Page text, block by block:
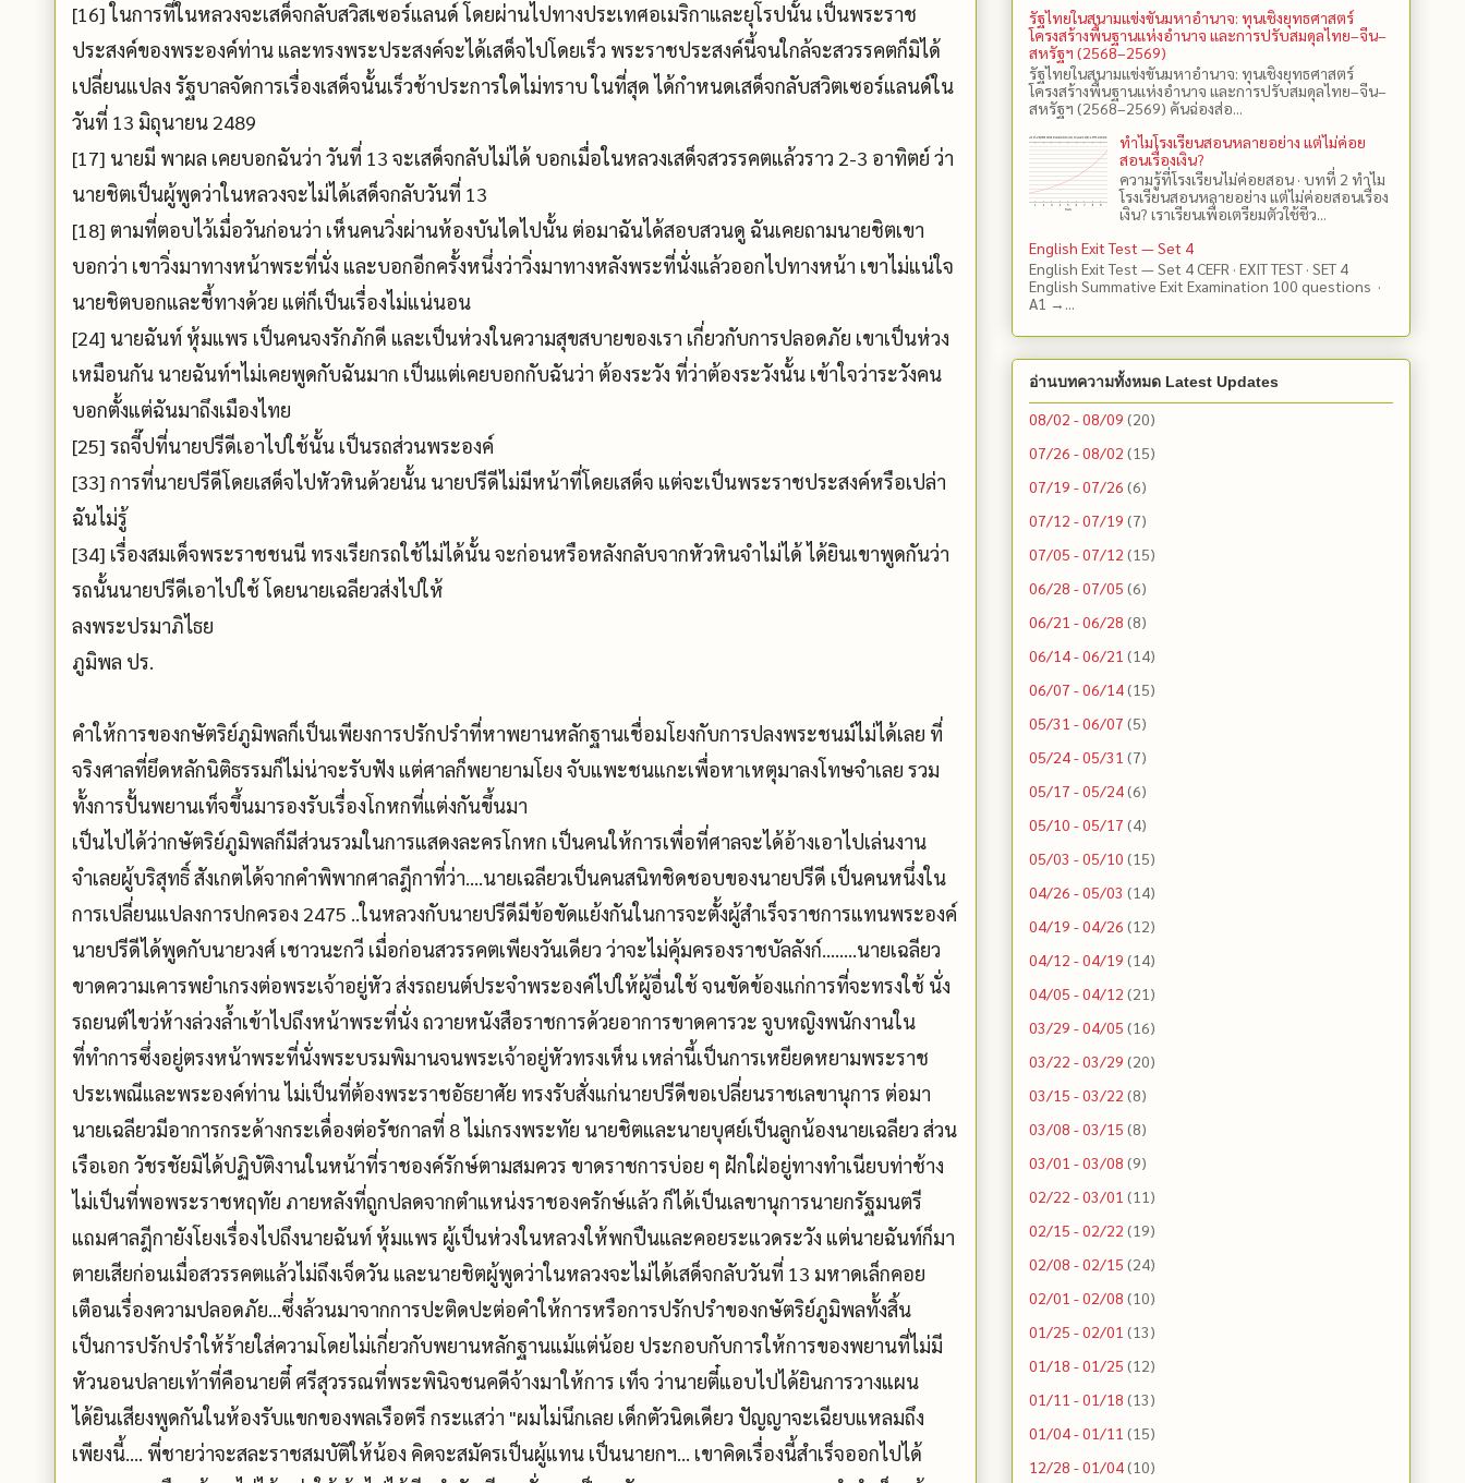
[16] ในการที่ในหลวงจะเสด็จกลับสวิสเซอร์แลนด์ โดยผ่านไปทางประเทศอเมริกาและยุโรปนั้น เป็นพระราช
ประสงค์ของพระองค์ท่าน และทรงพระประสงค์จะได้เสด็จไปโดยเร็ว พระราชประสงค์นี้จนใกล้จะสวรรคตก็มิได้
เปลี่ยนแปลง รัฐบาลจัดการเรื่องเสด็จนั้นเร็วช้าประการใดไม่ทราบ ในที่สุด ได้กำหนดเสด็จกลับสวิตเซอร์แลนด์ใน
วันที่ 13 มิถุนายน 2489
[17] นายมี พาผล เคยบอกฉันว่า วันที่ 13 จะเสด็จกลับไม่ได้ บอกเมื่อในหลวงเสด็จสวรรคตแล้วราว 2-3 อาทิตย์ ว่า
นายชิตเป็นผู้พูดว่าในหลวงจะไม่ได้เสด็จกลับวันที่ 13
[18] ตามที่ตอบไว้เมื่อวันก่อนว่า เห็นคนวิ่งผ่านห้องบันไดไปนั้น ต่อมาฉันได้สอบสวนดู ฉันเคยถามนายชิตเขา
บอกว่า เขาวิ่งมาทางหน้าพระที่นั่ง และบอกอีกครั้งหนึ่งว่าวิ่งมาทางหลังพระที่นั่งแล้วออกไปทางหน้า เขาไม่แน่ใจ
นายชิตบอกและชี้ทางด้วย แต่ก็เป็นเรื่องไม่แน่นอน
[24] นายฉันท์ หุ้มแพร เป็นคนจงรักภักดี และเป็นห่วงในความสุขสบายของเรา เกี่ยวกับการปลอดภัย เขาเป็นห่วง
เหมือนกัน นายฉันท์ฯไม่เคยพูดกับฉันมาก เป็นแต่เคยบอกกับฉันว่า ต้องระวัง ที่ว่าต้องระวังนั้น เข้าใจว่าระวังคน
บอกตั้งแต่ฉันมาถึงเมืองไทย
[25] รถจี๊ปที่นายปรีดีเอาไปใช้นั้น เป็นรถส่วนพระองค์
[33] การที่นายปรีดีโดยเสด็จไปหัวหินด้วยนั้น นายปรีดีไม่มีหน้าที่โดยเสด็จ แต่จะเป็นพระราชประสงค์หรือเปล่า
ฉันไม่รู้
[34] เรื่องสมเด็จพระราชชนนี ทรงเรียกรถใช้ไม่ได้นั้น จะก่อนหรือหลังกลับจากหัวหินจำไม่ได้ ได้ยินเขาพูดกันว่า
รถนั้นนายปรีดีเอาไปใช้ โดยนายเฉลียวส่งไปให้
ลงพระปรมาภิไธย
ภูมิพล ปร.
คำให้การของกษัตริย์ภูมิพลก็เป็นเพียงการปรักปรำที่หาพยานหลักฐานเชื่อมโยงกับการปลงพระชนม์ไม่ได้เลย ที่
จริงศาลที่ยึดหลักนิติธรรมก็ไม่น่าจะรับฟัง แต่ศาลก็พยายามโยง จับแพะชนแกะเพื่อหาเหตุมาลงโทษจำเลย รวม
ทั้งการปั้นพยานเท็จขึ้นมารองรับเรื่องโกหกที่แต่งกันขึ้นมา
เป็นไปได้ว่ากษัตริย์ภูมิพลก็มีส่วนรวมในการแสดงละครโกหก เป็นคนให้การเพื่อที่ศาลจะได้อ้างเอาไปเล่นงาน
จำเลยผู้บริสุทธิ์ สังเกตได้จากคำพิพากศาลฎีกาที่ว่า....นายเฉลียวเป็นคนสนิทชิดชอบของนายปรีดี เป็นคนหนึ่งใน
การเปลี่ยนแปลงการปกครอง 2475 ..ในหลวงกับนายปรีดีมีข้อขัดแย้งกันในการจะตั้งผู้สำเร็จราชการแทนพระองค์
นายปรีดีได้พูดกับนายวงศ์ เชาวนะกวี เมื่อก่อนสวรรคตเพียงวันเดียว ว่าจะไม่คุ้มครองราชบัลลังก์........นายเฉลียว
ขาดความเคารพยำเกรงต่อพระเจ้าอยู่หัว ส่งรถยนต์ประจำพระองค์ไปให้ผู้อื่นใช้ จนขัดข้องแก่การที่จะทรงใช้ นั่ง
รถยนต์ไขว่ห้างล่วงล้ำเข้าไปถึงหน้าพระที่นั่ง ถวายหนังสือราชการด้วยอาการขาดคารวะ จูบหญิงพนักงานใน
ที่ทำการซึ่งอยู่ตรงหน้าพระที่นั่งพระบรมพิมานจนพระเจ้าอยู่หัวทรงเห็น เหล่านี้เป็นการเหยียดหยามพระราช
ประเพณีและพระองค์ท่าน ไม่เป็นที่ต้องพระราชอัธยาศัย ทรงรับสั่งแก่นายปรีดีขอเปลี่ยนราชเลขานุการ ต่อมา
นายเฉลียวมีอาการกระด้างกระเดื่องต่อรัชกาลที่ 8 ไม่เกรงพระทัย นายชิตและนายบุศย์เป็นลูกน้องนายเฉลียว ส่วน
เรือเอก วัชรชัยมิได้ปฏิบัติงานในหน้าที่ราชองค์รักษ์ตามสมควร ขาดราชการบ่อย ๆ ฝักใฝ่อยู่ทางทำเนียบท่าช้าง
ไม่เป็นที่พอพระราชหฤทัย ภายหลังที่ถูกปลดจากตำแหน่งราชองครักษ์แล้ว ก็ได้เป็นเลขานุการนายกรัฐมนตรี
แถมศาลฎีกายังโยงเรื่องไปถึงนายฉันท์ หุ้มแพร ผู้เป็นห่วงในหลวงให้พกปืนและคอยระแวดระวัง แต่นายฉันท์ก็มา
ตายเสียก่อนเมื่อสวรรคตแล้วไม่ถึงเจ็ดวัน และนายชิตผู้พูดว่าในหลวงจะไม่ได้เสด็จกลับวันที่ 13 มหาดเล็กคอย
เตือนเรื่องความปลอดภัย...ซึ่งล้วนมาจากการปะติดปะต่อคำให้การหรือการปรักปรำของกษัตริย์ภูมิพลทั้งสิ้น
เป็นการปรักปรำให้ร้ายใส่ความโดยไม่เกี่ยวกับพยานหลักฐานแม้แต่น้อย ประกอบกับการให้การของพยานที่ไม่มี
หัวนอนปลายเท้าที่คือนายตี๋ ศรีสุวรรณที่พระพินิจชนคดีจ้างมาให้การ เท็จ ว่านายตี๋แอบไปได้ยินการวางแผน
ได้ยินเสียงพูดกันในห้องรับแขกของพลเรือตรี กระแสว่า "ผมไม่นึกเลย เด็กตัวนิดเดียว ปัญญาจะเฉียบแหลมถึง
เพียงนี้.... พี่ชายว่าจะสละราชสมบัติให้น้อง คิดจะสมัครเป็นผู้แทน เป็นนายกฯ... เขาคิดเรื่องนี้สำเร็จออกไปได้
รัฐไทยในสนามแข่งขันมหาอำนาจ: ทุนเชิงยุทธศาสตร์
โครงสร้างพื้นฐานแห่งอำนาจ และการปรับสมดุลไทย–จีน–
สหรัฐฯ (2568–2569)
รัฐไทยในสนามแข่งขันมหาอำนาจ: ทุนเชิงยุทธศาสตร์
โครงสร้างพื้นฐานแห่งอำนาจ และการปรับสมดุลไทย–จีน–
สหรัฐฯ (2568–2569) คันฉ่องส่อ...
ทำไมโรงเรียนสอนหลายอย่าง แต่ไม่ค่อย
สอนเรื่องเงิน?
ความรู้ที่โรงเรียนไม่ค่อยสอน · บทที่ 2 ทำไม
โรงเรียนสอนหลายอย่าง แต่ไม่ค่อยสอนเรื่อง
เงิน? เราเรียนเพื่อเตรียมตัวใช้ชีว...
English Exit Test — Set 4
English Exit Test — Set 4 CEFR · EXIT TEST · SET 4
English Summative Exit Examination 100 questions ·
A1 →...
อ่านบทความทั้งหมด Latest Updates
08/02 - 08/09 (20)
07/26 - 08/02 (15)
07/19 - 07/26 (6)
07/12 - 07/19 (7)
07/05 - 07/12 (15)
06/28 - 07/05 (6)
06/21 - 06/28 (8)
06/14 - 06/21 (14)
06/07 - 06/14(15)
05/31 - 06/07 (5)
05/24 - 05/31 (7)
05/17 - 05/24(6)
05/10 - 05/17 (4)
05/03 - 05/10 (15)
04/26 - 05/03 (14)
04/19 - 04/26 (12)
04/12 - 04/19 (14)
04/05 - 04/12 (21)
03/29 - 04/05 (16)
03/22 - 03/29 (20)
03/15 - 03/22 (8)
03/08 - 03/15 (8)
03/01 - 03/08 (9)
02/22 - 03/01 (11)
02/15 - 02/22 (19)
02/08 - 02/15 (24)
02/01 - 02/08 (10)
01/25 - 02/01 (13)
01/18 - 01/25 (12)
01/11 - 01/18 (13)
01/04 - 01/11 (15)
12/28 - 01/04(10)